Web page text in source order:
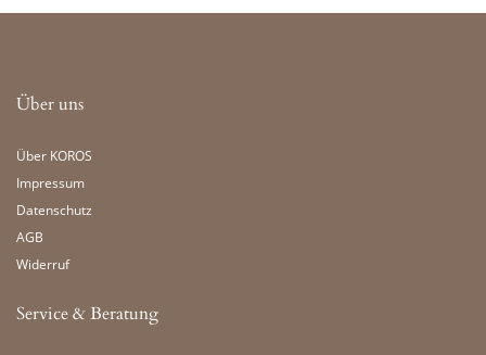
Über uns
Über KOROS
Impressum
Datenschutz
AGB
Widerruf
Service & Beratung